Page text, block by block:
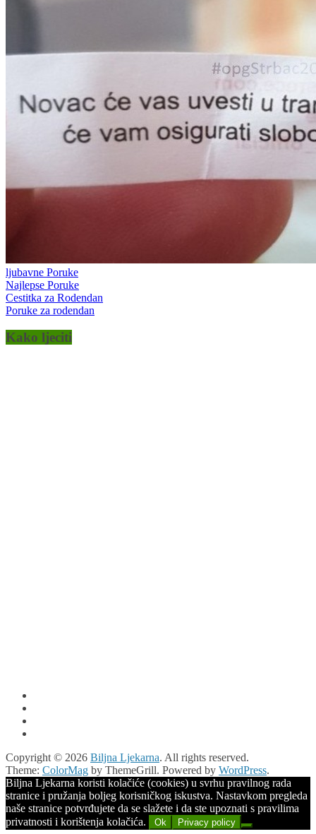
ljubavne Poruke
Najlepse Poruke
Cestitka za Rodendan
Poruke za rodendan
Kako ljeciti
Copyright © 2026 Biljna Ljekarna. All rights reserved.
Theme: ColorMag by ThemeGrill. Powered by WordPress.
Biljna Ljekarna koristi kolačiće (cookies) u svrhu pravilnog rada
stranice i pružanja boljeg korisničkog iskustva. Nastavkom pregleda
naše stranice potvrđujete da se slažete i da ste upoznati s pravilima
privatnosti i korištenja kolačića.
Ok Privacy policy